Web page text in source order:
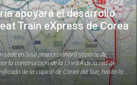
apoyará el desarrollo
Train eXpress de Corea
sede en Seúl proporcionará soporte de
la construcción de la Línea A de la red de
de la capital de Corea del Sur, hasta la